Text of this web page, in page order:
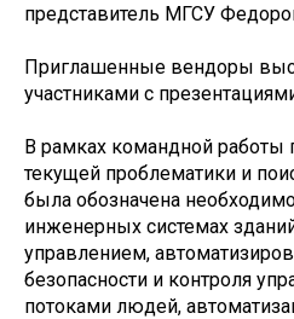
представитель МГСУ
Приглашенные вендоры
участниками с
В рамках командной
текущей проблематики и
была обозначена
инженерных системах
управлением,
безопасности и контроля
потоками людей,